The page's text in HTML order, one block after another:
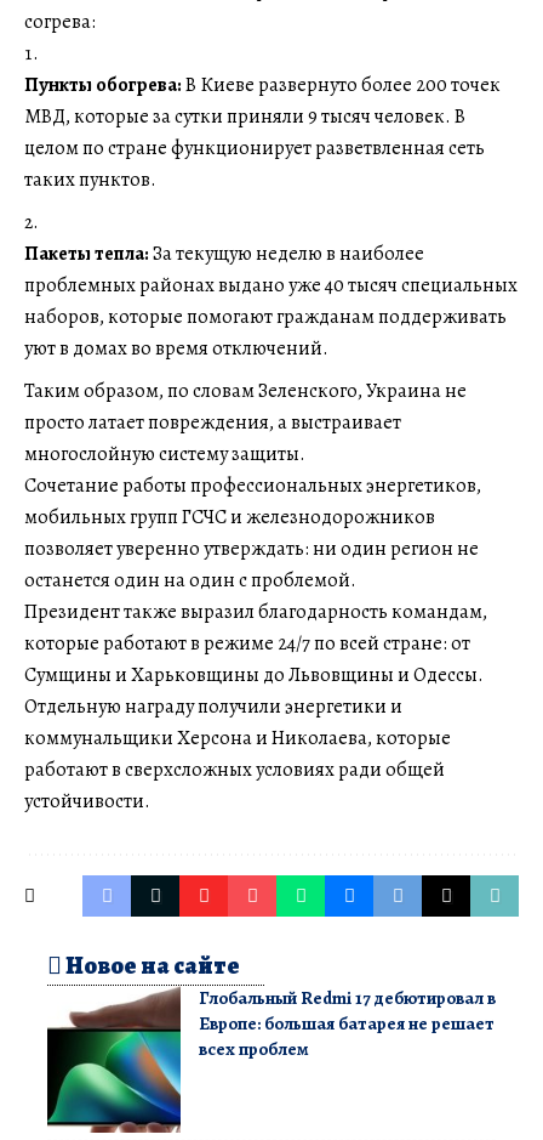
согрева:
Пункты обогрева:В Киеве развернуто более 200 точек
МВД, которые за сутки приняли 9 тысяч человек. В
целом по стране функционирует разветвленная сеть
таких пунктов.
Пакеты тепла:За текущую неделю в наиболее
проблемных районах выдано уже 40 тысяч специальных
наборов, которые помогают гражданам поддерживать
уют в домах во время отключений.
Таким образом, по словам Зеленского, Украина не
просто латает повреждения, а выстраивает
многослойную систему защиты.
Сочетание работы профессиональных энергетиков,
мобильных групп ГСЧС и железнодорожников
позволяет уверенно утверждать: ни один регион не
останется один на один с проблемой.
Президент также выразил благодарность командам,
которые работают в режиме 24/7 по всей стране: от
Сумщины и Харьковщины до Львовщины и Одессы.
Отдельную награду получили энергетики и
коммунальщики Херсона и Николаева, которые
работают в сверхсложных условиях ради общей
устойчивости.
Новое на сайте
Глобальный Redmi 17 дебютировал в
Европе: большая батарея не решает
всех проблем